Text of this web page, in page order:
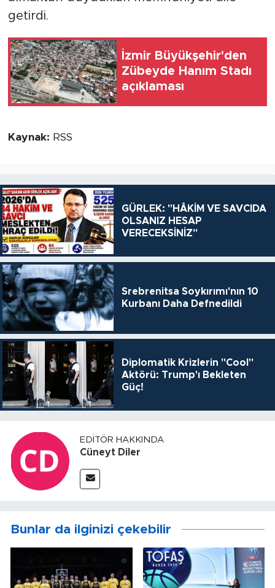
getirdi.
İzmir Büyükşehir'den
Zübeyde Hanım Stadı
açıklaması
Kaynak: RSS
GÜRLEK: "HÂKİM VE SAVCIDA
OLSANIZ HESAP
VERECEKSİNİZ"
Srebrenitsa Soykırımı'nın 10
Kurbanı Daha Defnedildi
Diplomatik Krizlerin "Cool"
Aktörü: Trump'ı Bekleten
Güç!
EDITÖR HAKKINDA
Cüneyt Diler
Bunlar da ilginizi çekebilir